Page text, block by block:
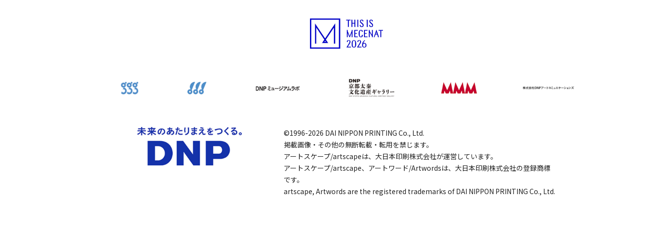
©1996-2026 DAI NIPPON PRINTING Co., Ltd.
掲載画像・その他の無断転載・転用を禁じます。
アートスケープ/artscapeは、大日本印刷株式会社が運営しています。
アートスケープ/artscape、アートワード/Artwordsは、大日本印刷株式会社の登録商標
です。
artscape, Artwords are the registered trademarks of DAI NIPPON PRINTING Co., Ltd.